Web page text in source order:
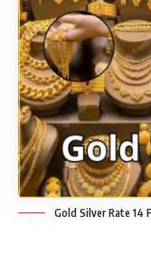
Gold Silver Rate 14